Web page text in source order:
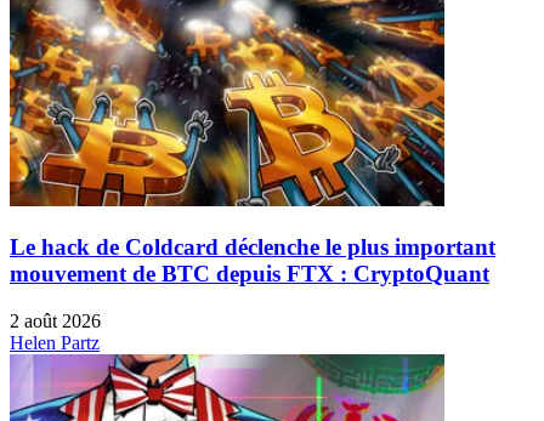
Le hack de Coldcard déclenche le plus important
mouvement de BTC depuis FTX : CryptoQuant
2 août 2026
Helen Partz